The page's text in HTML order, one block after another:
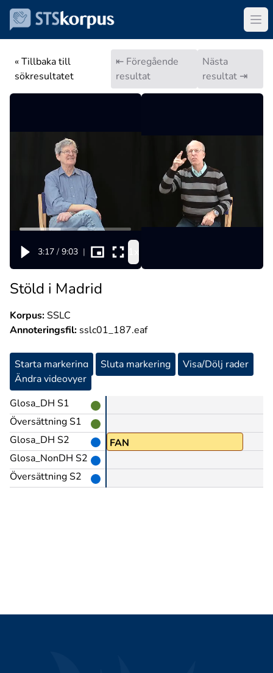
« Tillbaka till
sökresultatet
⇤ Föregående
resultat
Nästa
resultat ⇥
3:17 / 9:03 |
Stöld i Madrid
Korpus:SSLC
Annoteringsfil: sslc01_187.eaf
Starta markering Sluta markering
Visa/Dölj rader
Ändra videovyer
Glosa_DH S1
Översättning S1
Glosa_DH S2
Glosa_NonDH S2
Översättning S2
DUM(5) FAN